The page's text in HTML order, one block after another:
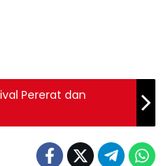
Pererat dan